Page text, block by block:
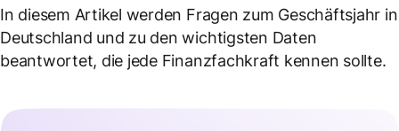
In diesem Artikel werden Fragen zum Geschäftsjahr in
Deutschland und zu den wichtigsten Daten
beantwortet, die jede Finanzfachkraft kennen sollte.